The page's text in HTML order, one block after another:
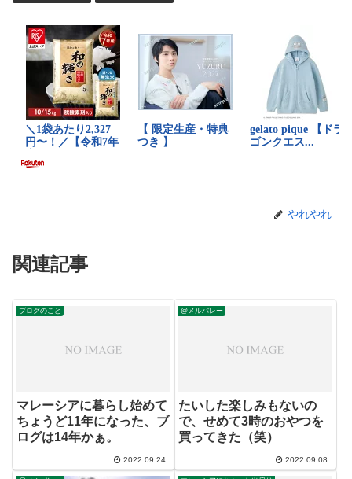
やれやれ
関連記事
ブログのこと
マレーシアに暮らし始めて
ちょうど11年になった、ブ
ログは14年かぁ。
2022.09.24
@メルバレー
たいした楽しみもないの
で、せめて3時のおやつを
買ってきた（笑）
2022.09.08